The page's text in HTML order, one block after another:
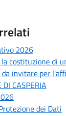
2026
costituzione di
da invitare per
CASPERIA
dei Dati